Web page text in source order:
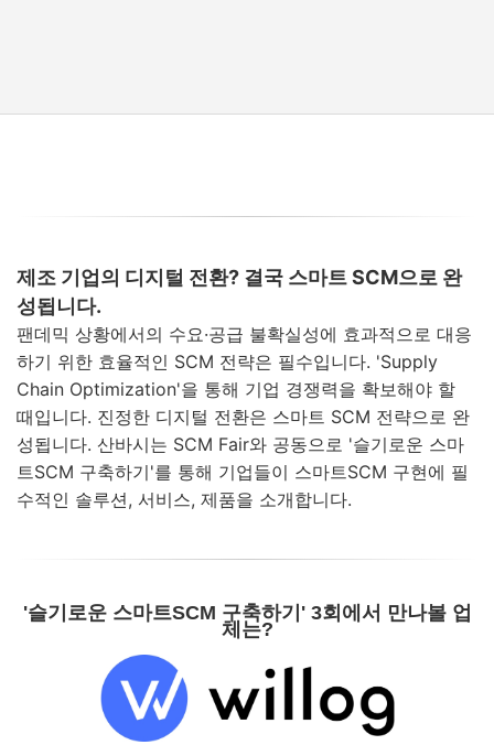
제조 기업의 디지털 전환? 결국 스마트 SCM으로 완
성됩니다.
팬데믹 상황에서의 수요·공급 불확실성에 효과적으로 대응
하기 위한 효율적인 SCM 전략은 필수입니다. 'Supply
Chain Optimization'을 통해 기업 경쟁력을 확보해야 할
때입니다. 진정한 디지털 전환은 스마트 SCM 전략으로 완
성됩니다. 산바시는 SCM Fair와 공동으로 '슬기로운 스마
트SCM 구축하기'를 통해 기업들이 스마트SCM 구현에 필
수적인 솔루션, 서비스, 제품을 소개합니다.
'슬기로운 스마트SCM 구축하기' 3회에서 만나볼 업
체는?